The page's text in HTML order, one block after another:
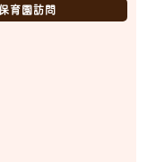
育園訪問